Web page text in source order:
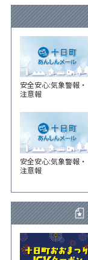
安全安心:気象警報・
注意報
安全安心:気象警報・
注意報